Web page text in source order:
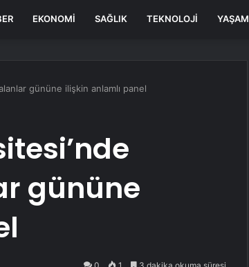
EKONOMI SAĞLIK TEKNOLOJI YAŞAM
gününe ilişkin anlamlı panel
gününe